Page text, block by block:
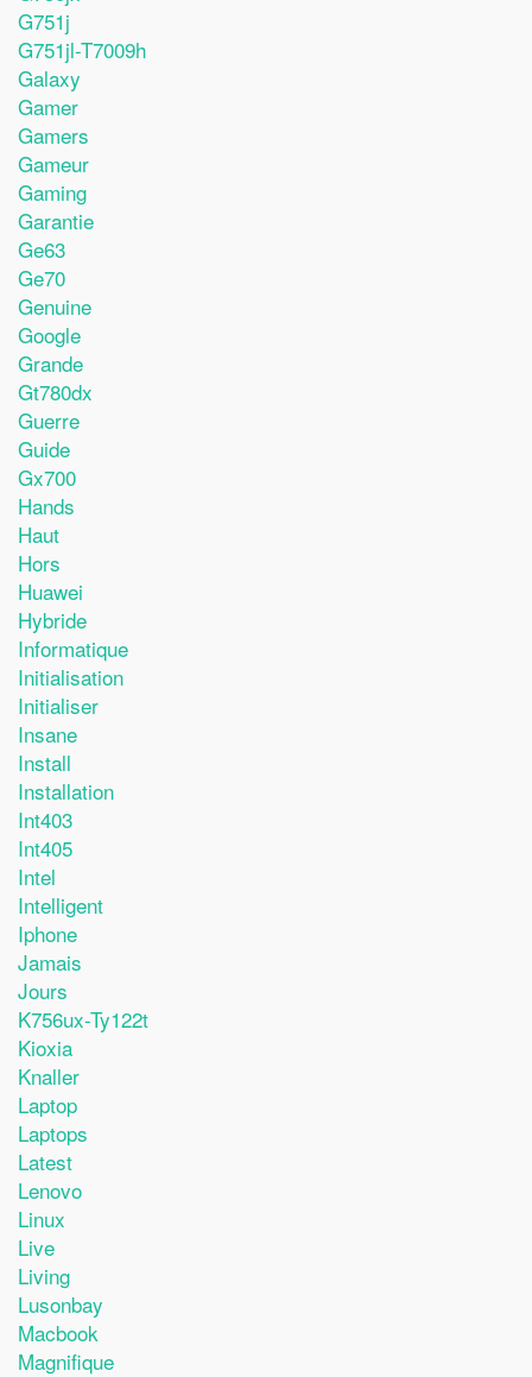
G751j
G751jl-T7009h
Galaxy
Gamer
Gamers
Gameur
Gaming
Garantie
Ge63
Ge70
Genuine
Google
Grande
Gt780dx
Guerre
Guide
Gx700
Hands
Haut
Hors
Huawei
Hybride
Informatique
Initialisation
Initialiser
Insane
Install
Installation
Int403
Int405
Intel
Intelligent
Iphone
Jamais
Jours
K756ux-Ty122t
Kioxia
Knaller
Laptop
Laptops
Latest
Lenovo
Linux
Live
Living
Lusonbay
Macbook
Magnifique